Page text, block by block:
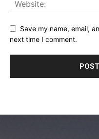
Save my name, email,
next time I comment.